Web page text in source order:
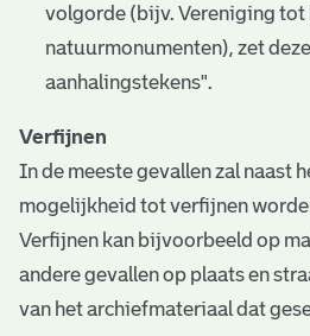
volgorde (bijv. Vereniging tot
natuurmonumenten), zet
aanhalingstekens".
Verfijnen
In de meeste gevallen zal naast
mogelijkheid tot verfijnen
Verfijnen kan bijvoorbeeld op
andere gevallen op plaats en
van het archiefmateriaal dat